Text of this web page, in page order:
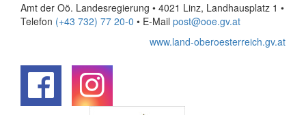
Amt der Oö. Landesregierung • 4021 Linz, Landhausplatz 1 •
Telefon (+43 732) 77 20-0 • E-Mail post@ooe.gv.at
www.land-oberoesterreich.gv.at